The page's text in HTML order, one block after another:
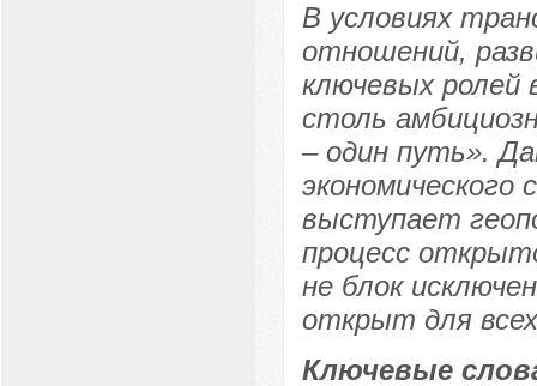
В условиях
отношений,
ключевых ролей
столь
– один путь».
экономического
выступает
процесс
не блок
открыт для
Ключевые